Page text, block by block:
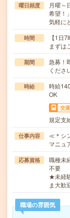
曜日頻度
月曜～
希望！
気軽に
時間
【1日
まずは
期間
急募！
くださ
時給
時給
OK
交
規定支
仕事内容
≪＊シ
マニュ
応募資格
職種未
不要
★未経
ま大歓
職場の雰囲気